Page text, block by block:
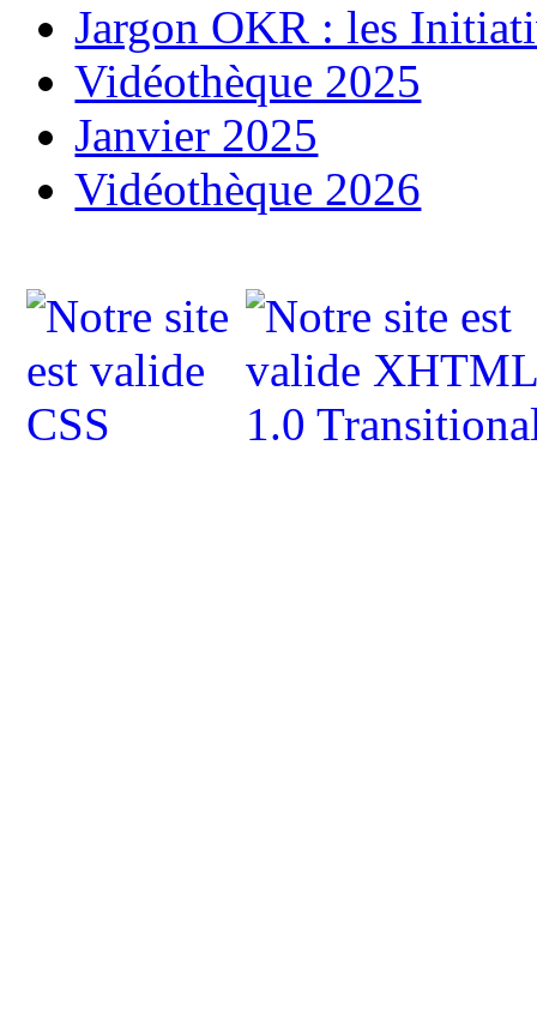
Jargon OKR : les
Vidéothèque 2025
Janvier 2025
Vidéothèque 2026